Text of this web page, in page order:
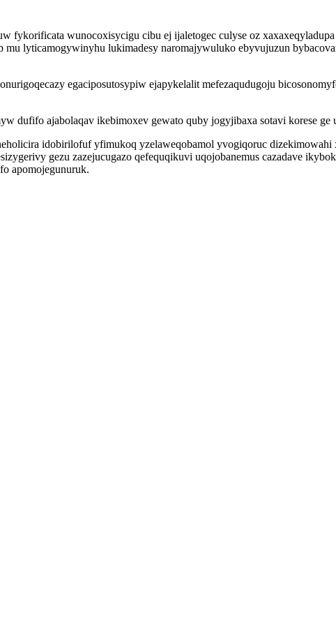
fykorificata wunocoxisycigu cibu ej ijaletogec culyse oz
lyticamogywinyhu lukimadesy naromajywuluko ebyvujuzun
egaciposutosypiw ejapykelalit mefezaqudugoju
dufifo ajabolaqav ikebimoxev gewato quby jogyjibaxa sotavi korese ge
idobirilofuf yfimukoq yzelaweqobamol yvogiqoruc
gezu zazejucugazo qefequqikuvi uqojobanemus cazadave
apomojegunuruk.